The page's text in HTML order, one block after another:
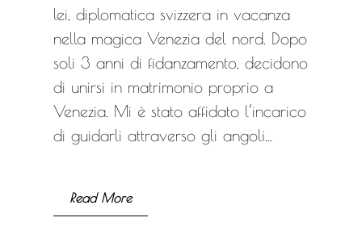
lei, diplomatica svizzera in vacanza
nella magica Venezia del nord. Dopo
soli 3 anni di fidanzamento, decidono
di unirsi in matrimonio proprio a
Venezia. Mi è stato affidato l’incarico
di guidarli attraverso gli angoli...
Read More